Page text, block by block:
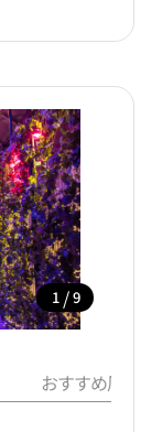
1 / 9
おすすめ周辺